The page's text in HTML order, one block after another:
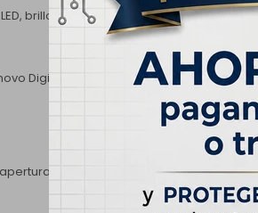
brillo de 300 nits, acabado brillante,
Digital Pen 2
de 360 grados)